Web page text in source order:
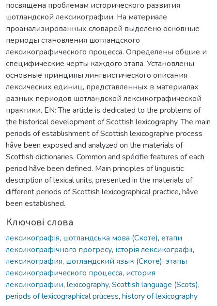
посвящена проблемам исторического развития
шотландской лексикографии. На материале
проанализированных словарей выделено основные
периоды становления шотландского
лексикографического процесса. Определены общие и
специфические черты каждого этапа. Установлены
основные принципы лингвистического описания
лексических единиц, представленных в материалах
разных периодов шотландской лексикографической
практики. EN: The article is dedicated to the problems of
the historical development of Scottish lexicography. The main
periods of establishment of Scottish lexicographie process
hâve been exposed and analyzed on the materials of
Scottish dictionaries. Common and spécifie features of each
period hâve been defined. Main principles of linguistic
description of lexical units, presented in the materials of
different periods of Scottish lexicographical practice, hâve
been established.
Ключові слова
лексикографія, шотландська мова (Скоте), етапи
лексикографічного прогресу, історія лексикографії,
лексикография, шотландский язык (Скоте), этапы
лексикографического процесса, история
лексикографии, lexicography, Scottish language (Scots),
periods of lexicographical prùcess, history of lexicography